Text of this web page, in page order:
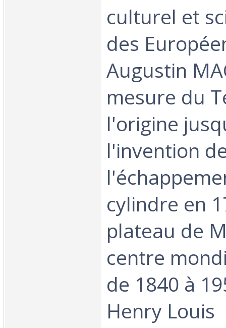
culturel et
des
Augustin
mesure du
l'origine
l'invention
cylindre en
plateau de
centre
de 1840 à
Henry Louis